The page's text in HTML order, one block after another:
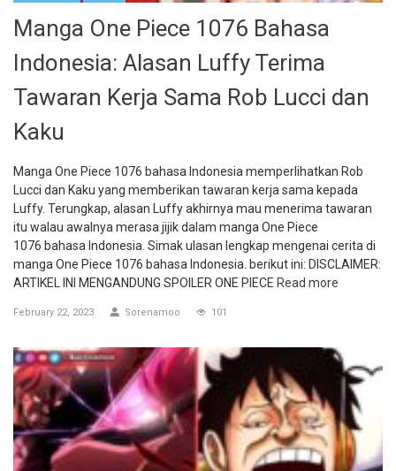
Manga One Piece 1076 Bahasa
Indonesia: Alasan Luffy Terima
Tawaran Kerja Sama Rob Lucci dan
Kaku
Manga One Piece 1076 bahasa Indonesia memperlihatkan Rob
Lucci dan Kaku yang memberikan tawaran kerja sama kepada
Luffy. Terungkap, alasan Luffy akhirnya mau menerima tawaran
itu walau awalnya merasa jijik dalam manga One Piece
1076 bahasa Indonesia. Simak ulasan lengkap mengenai cerita di
manga One Piece 1076 bahasa Indonesia. berikut ini: DISCLAIMER:
ARTIKEL INI MENGANDUNG SPOILER ONE PIECE Read more
February 22, 2023 Sorenamoo 101